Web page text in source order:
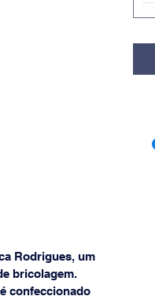
Rodrigues, um
bricolagem.
confeccionado